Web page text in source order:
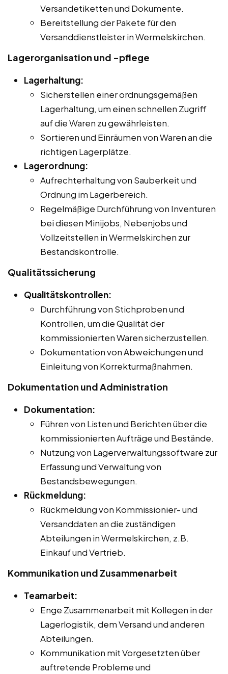
Versandetiketten und Dokumente.
Bereitstellung der Pakete für den
Versanddienstleister in Wermelskirchen.
Lagerorganisation und -pflege
Lagerhaltung:
Sicherstellen einer ordnungsgemäßen
Lagerhaltung, um einen schnellen Zugriff
auf die Waren zu gewährleisten.
Sortieren und Einräumen von Waren an die
richtigen Lagerplätze.
Lagerordnung:
Aufrechterhaltung von Sauberkeit und
Ordnung im Lagerbereich.
Regelmäßige Durchführung von Inventuren
bei diesen Minijobs, Nebenjobs und
Vollzeitstellen in Wermelskirchen zur
Bestandskontrolle.
Qualitätssicherung
Qualitätskontrollen:
Durchführung von Stichproben und
Kontrollen, um die Qualität der
kommissionierten Waren sicherzustellen.
Dokumentation von Abweichungen und
Einleitung von Korrekturmaßnahmen.
Dokumentation und Administration
Dokumentation:
Führen von Listen und Berichten über die
kommissionierten Aufträge und Bestände.
Nutzung von Lagerverwaltungssoftware zur
Erfassung und Verwaltung von
Bestandsbewegungen.
Rückmeldung:
Rückmeldung von Kommissionier- und
Versanddaten an die zuständigen
Abteilungen in Wermelskirchen, z.B.
Einkauf und Vertrieb.
Kommunikation und Zusammenarbeit
Teamarbeit:
Enge Zusammenarbeit mit Kollegen in der
Lagerlogistik, dem Versand und anderen
Abteilungen.
Kommunikation mit Vorgesetzten über
auftretende Probleme und